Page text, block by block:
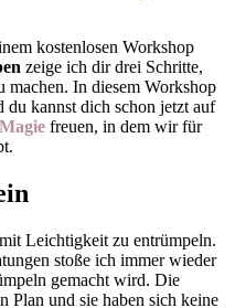
kostenlosen Workshop
zeige ich dir drei Schritte,
machen. In diesem Workshop
kannst dich schon jetzt auf
freuen, in dem wir für
Leichtigkeit zu entrümpeln.
stoße ich immer wieder
gemacht wird. Die
Plan und sie haben sich keine